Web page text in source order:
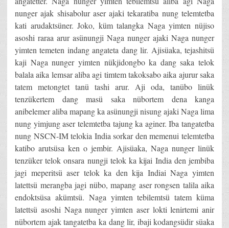
nunger ajak shisabolur aser ajaki tekaratiba nung telemtetba
kati arudaktsüner. Joko, küm talangka Naga yimten nüjiso
asoshi raraa arur asünungji Naga nunger ajaki Naga nunger
yimten temeten indang angateta dang lir. Ajisüaka, tejashitsü
kaji Naga nunger yimten nükjidongbo ka dang saka telok
balala aika lemsar aliba agi timtem takoksabo aika ajurur saka
tatem metongtet tanü tashi arur. Aji oda, tanübo linük
tenzükertem dang masü saka nübortem dena kanga
anibelemer aliba mapang ka asünungji nisung ajaki Naga lima
nung yimjung aser telemtetba tajung ka aginer. Iba tangatetba
nung NSCN-IM telokia India sorkar den memenui telemtetba
katibo arutsüsa ken o jembir. Ajisüaka, Naga nunger linük
tenzüker telok onsara nungji telok ka kijai India den jembiba
jagi meperitsü aser telok ka den kija Indiai Naga yimten
latettsü merangba jagi nübo, mapang aser rongsen talila aika
endoktsüsa akümtsü. Naga yimten tebilemtsü tatem küma
latettsü asoshi Naga nunger yimten aser lokti lenirtemi anir
nübortem ajak tangatetba ka dang lir, ibaji kodangsüdir süaka